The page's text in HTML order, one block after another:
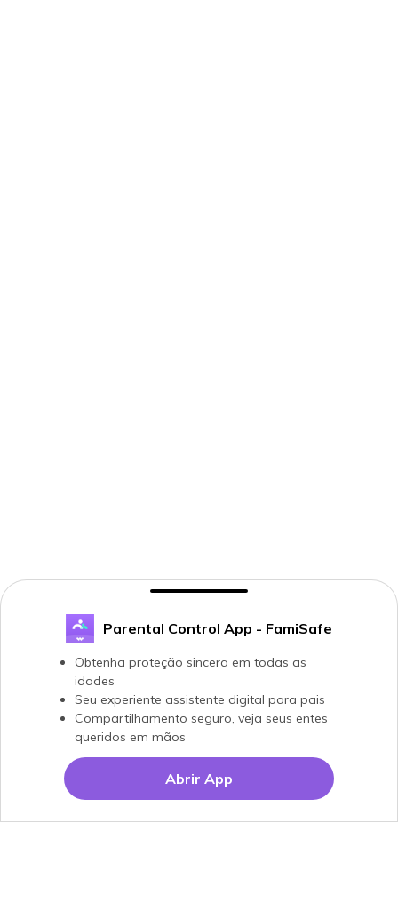
Parental Control App - FamiSafe
Obtenha proteção sincera em todas as
idades
Seu experiente assistente digital para pais
Compartilhamento seguro, veja seus entes
queridos em mãos
Abrir App